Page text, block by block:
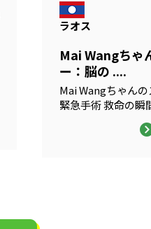
ラオス
Mai Wangちゃ
ー：脳の ....
Mai Wangちゃん
緊急手術 救命の瞬